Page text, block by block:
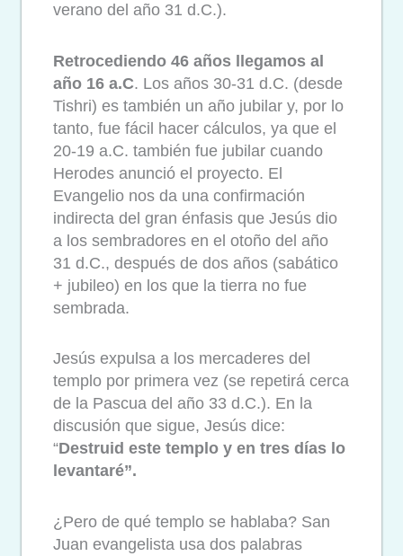
verano del año 31 d.C.).
Retrocediendo 46 años llegamos al
año 16 a.C. Los años 30-31 d.C. (desde
Tishri) es también un año jubilar y, por lo
tanto, fue fácil hacer cálculos, ya que el
20-19 a.C. también fue jubilar cuando
Herodes anunció el proyecto. El
Evangelio nos da una confirmación
indirecta del gran énfasis que Jesús dio
a los sembradores en el otoño del año
31 d.C., después de dos años (sabático
+ jubileo) en los que la tierra no fue
sembrada.
Jesús expulsa a los mercaderes del
templo por primera vez (se repetirá cerca
de la Pascua del año 33 d.C.). En la
discusión que sigue, Jesús dice:
“Destruid este templo y en tres días lo
levantaré”.
¿Pero de qué templo se hablaba? San
Juan evangelista usa dos palabras